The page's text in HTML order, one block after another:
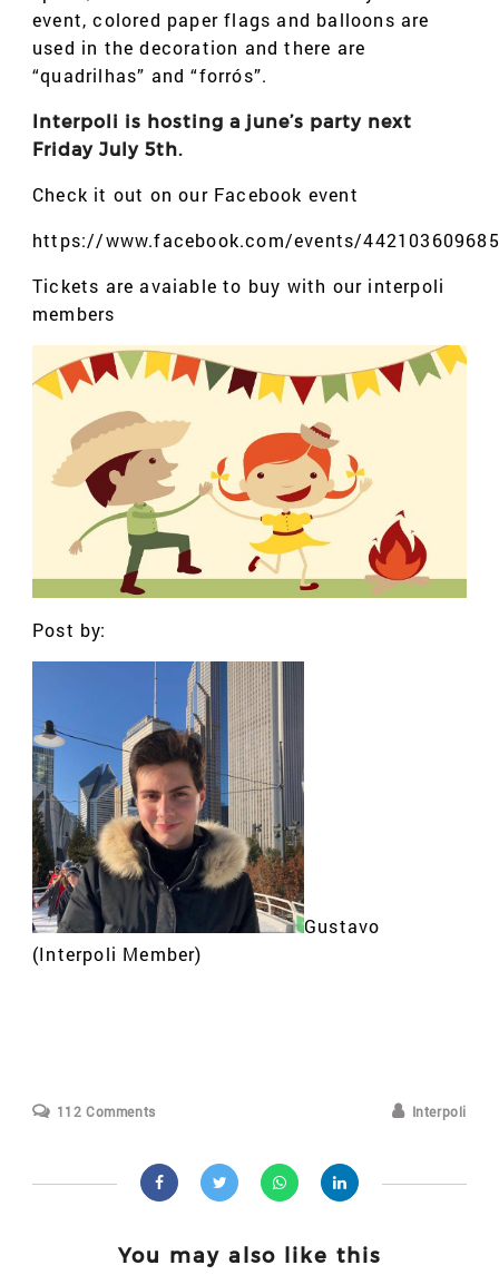
event, colored paper flags and balloons are
used in the decoration and there are
“quadrilhas” and “forrós”.
Interpoli is hosting a june’s party next
Friday July 5th.
Check it out on our Facebook event
https://www.facebook.com/events/
Tickets are avaiable to buy with our interpoli
members
Post by:
Gustavo
(Interpoli Member)
112 Comments Interpoli
You may also like this